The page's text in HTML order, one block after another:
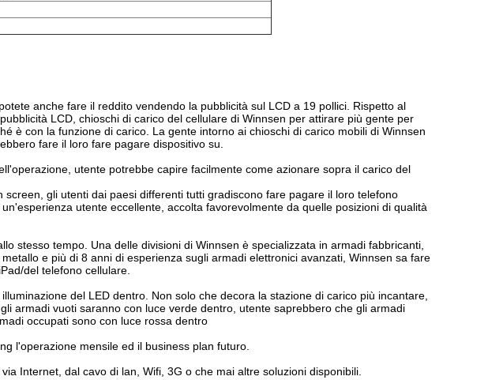
anche fare il reddito vendendo la pubblicità sul LCD a 19 pollici. Rispetto al
LCD, chioschi di carico del cellulare di Winnsen per attirare più gente per
è con la funzione di carico. La gente intorno ai chioschi di carico mobili di Winnsen
fare il loro fare pagare dispositivo su.
utente potrebbe capire facilmente come azionare sopra il carico del
gli utenti dai paesi differenti tutti gradiscono fare pagare il loro telefono
utente eccellente, accolta favorevolmente da quelle posizioni di qualità
stesso tempo. Una delle divisioni di Winnsen è specializzata in armadi fabbricanti,
e più di 8 anni di esperienza sugli armadi elettronici avanzati, Winnsen sa fare
del telefono cellulare.
del LED dentro. Non solo che decora la stazione di carico più incantare,
armadi vuoti saranno con luce verde dentro, utente saprebbero che gli armadi
occupati sono con luce rossa dentro
l'operazione mensile ed il business plan futuro.
Internet, dal cavo di lan, Wifi, 3G o che mai altre soluzioni disponibili.